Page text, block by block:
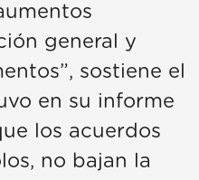
general y
sostiene el
en su informe
los acuerdos
no bajan la